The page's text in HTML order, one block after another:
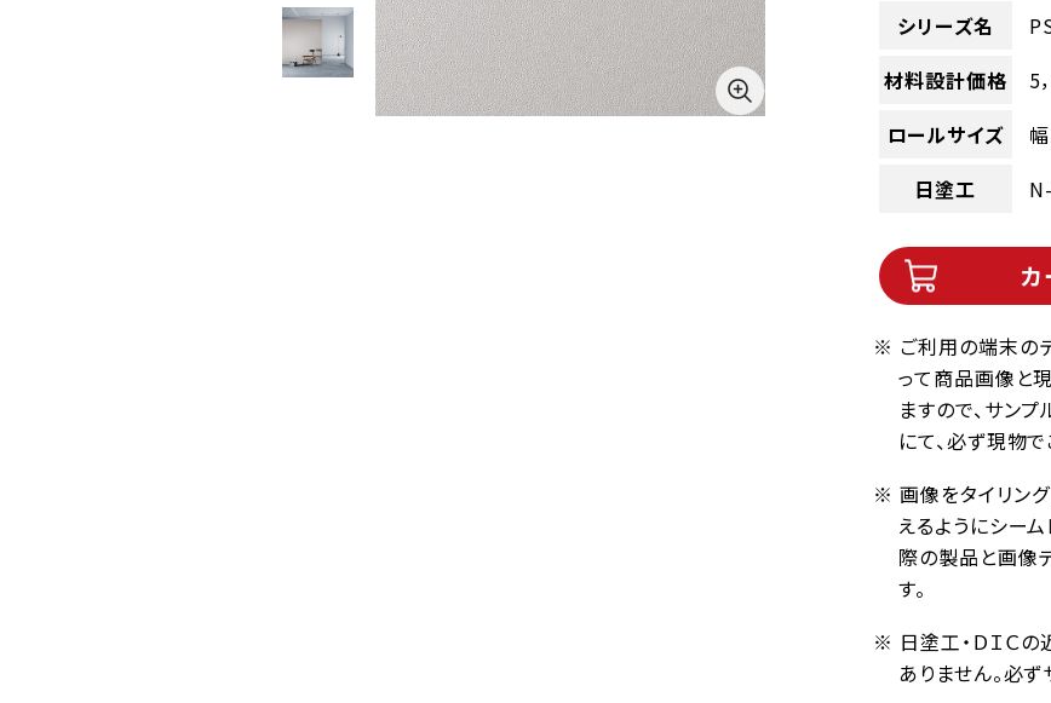
シリーズ名
材料設計価格
5
ロールサイズ
日塗工
カ
※ ご利用の端末の
って商品画像と
ますので、サン
にて、必ず現物
※ 画像をタイリン
えるようにシー
際の製品と画像
す。
※ 日塗工・ＤＩＣの
ありません。必